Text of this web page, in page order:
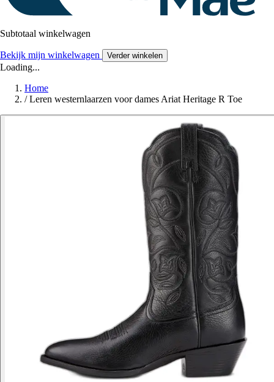
Subtotaal winkelwagen
Bekijk mijn winkelwagen Verder winkelen
Loading...
Home
/ Leren westernlaarzen voor dames Ariat Heritage R Toe